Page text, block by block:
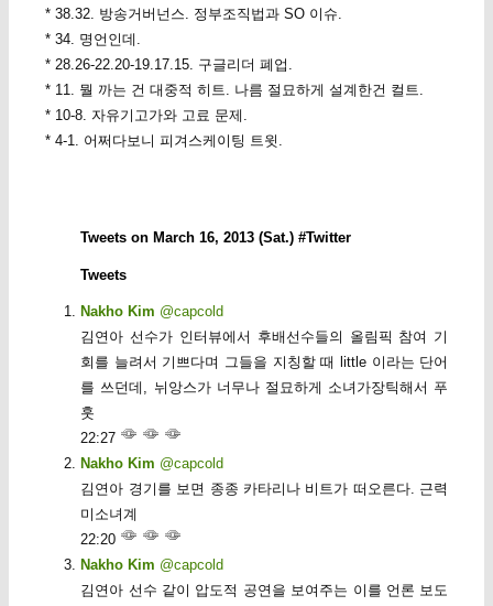
* 38.32. 방송거버넌스. 정부조직법과 SO 이슈.
* 34. 명언인데.
* 28.26-22.20-19.17.15. 구글리더 폐업.
* 11. 뭘 까는 건 대중적 히트. 나름 절묘하게 설계한건 컬트.
* 10-8. 자유기고가와 고료 문제.
* 4-1. 어쩌다보니 피겨스케이팅 트윗.
Tweets on March 16, 2013 (Sat.) #Twitter
Tweets
Nakho Kim @capcold
김연아 선수가 인터뷰에서 후배선수들의 올림픽 참여 기
회를 늘려서 기쁘다며 그들을 지칭할 때 little 이라는 단어
를 쓰던데, 뉘앙스가 너무나 절묘하게 소녀가장틱해서 푸
훗
22:27
Nakho Kim @capcold
김연아 경기를 보면 종종 카타리나 비트가 떠오른다. 근력
미소녀계
22:20
Nakho Kim @capcold
김연아 선수 같이 압도적 공연을 보여주는 이를 언론 보도